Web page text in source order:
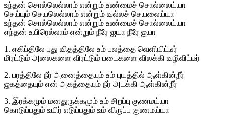
உந்தன் சொல்லெல்லாம் என்றும் உண்மைச் சொல்லைய்யா
செய்யும் செயலெல்லாம் என்றும் வல்லச் செயலைய்யா
உந்தன் சொல்லெல்லாம் என்றும் உண்மைச் சொல்லைய்யா
எந்தன் உயிரெல்லாம் என்றும் நீரே ஐயா நீரே ஐயா
1. எகிப்திலே புது விதத்திலே உம் பலத்தை வெளியிட்டீர்
மிரட்டும் அலைகளை விரட்டும் படைகளை விலக்கி வழிவிட்டீர்
2. பரத்திலே நீர் அனைத்தையும் உம் புயத்தில் ஆள்கின்றீர்
ஜகத்தையும் என் அகத்தையும் நீர் அடக்கி ஆள்கின்றீர்
3. இரக்கமும் மனதுருக்கமும் உம் சிறப்பு குணமய்யா
கொடுப்பதும் உயிர் எடுப்பதும் உம் விருப்ப குணமய்யா